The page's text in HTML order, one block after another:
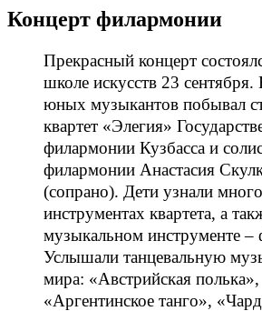
Концерт филармонии
Прекрасный концерт
школе искусств 23 сентября.
юных музыкантов побывал
квартет «Элегия»
филармонии Кузбасса и
филармонии Анастасия
(сопрано). Дети узнали
инструментах квартета, а
музыкальном инструменте –
Услышали танцевальную
мира: «Австрийская полька»,
«Аргентинское танго»,